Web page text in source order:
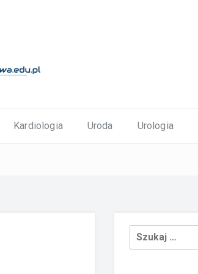
Kardiologia Uroda Urologia
Szukaj: